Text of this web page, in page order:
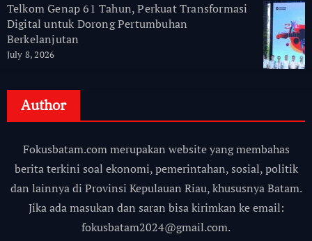
Telkom Genap 61 Tahun, Perkuat Transformasi
Digital untuk Dorong Pertumbuhan
Berkelanjutan
July 8, 2026
Author
Fokusbatam.com merupakan website yang membahas
berita terkini soal ekonomi, pemerintahan, sosial, politik
dan lainnya di Provinsi Kepulauan Riau, khususnya Batam.
Jika ada masukan dan saran bisa kirimkan ke email:
fokusbatam2024@gmail.com.